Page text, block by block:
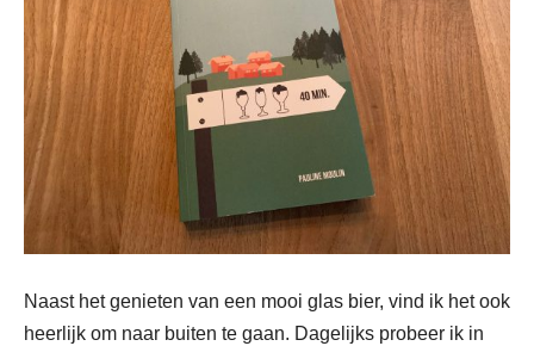
Naast het genieten van een mooi glas bier, vind ik het ook
heerlijk om naar buiten te gaan. Dagelijks probeer ik in